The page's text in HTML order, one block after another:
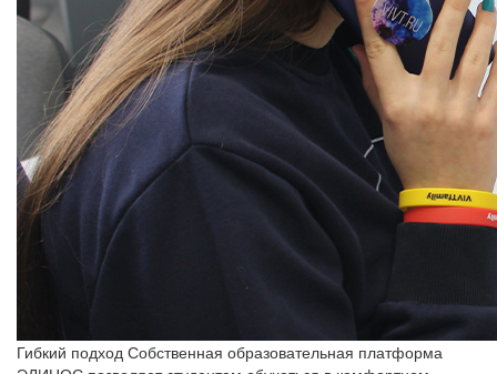
Гибкий подход Собственная образовательная платформа